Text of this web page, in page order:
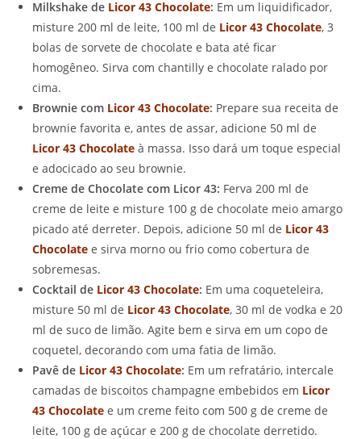
Milkshake de Licor 43 Chocolate: Em um liquidificador,
misture 200 ml de leite, 100 ml de Licor 43 Chocolate, 3
bolas de sorvete de chocolate e bata até ficar
homogêneo. Sirva com chantilly e chocolate ralado por
cima.
Brownie com Licor 43 Chocolate: Prepare sua receita de
brownie favorita e, antes de assar, adicione 50 ml de
Licor 43 Chocolate à massa. Isso dará um toque especial
e adocicado ao seu brownie.
Creme de Chocolate com Licor 43: Ferva 200 ml de
creme de leite e misture 100 g de chocolate meio amargo
picado até derreter. Depois, adicione 50 ml de Licor 43
Chocolate e sirva morno ou frio como cobertura de
sobremesas.
Cocktail de Licor 43 Chocolate: Em uma coqueteleira,
misture 50 ml de Licor 43 Chocolate, 30 ml de vodka e 20
ml de suco de limão. Agite bem e sirva em um copo de
coquetel, decorando com uma fatia de limão.
Pavê de Licor 43 Chocolate: Em um refratário, intercale
camadas de biscoitos champagne embebidos em Licor
43 Chocolate e um creme feito com 500 g de creme de
leite, 100 g de açúcar e 200 g de chocolate derretido.